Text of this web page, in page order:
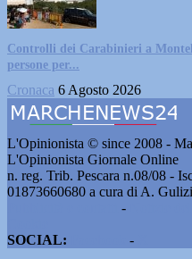
Controlli dei Carabinieri a
persone per...
Cronaca 6 Agosto 2026
L'Opinionista © since 2008 -
L'Opinionista Giornale Online
n. reg. Trib. Pescara n.08/08 -
01873660680 a cura di A.
-
SOCIAL:
-